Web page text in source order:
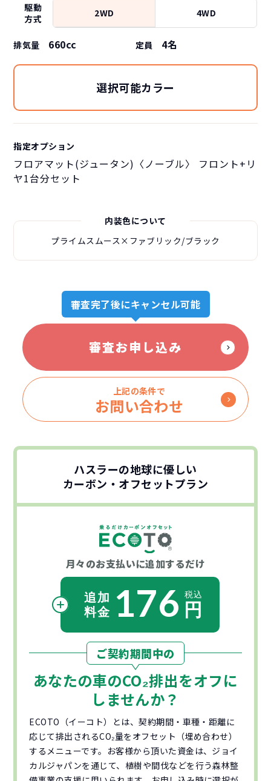
駆動
方式
2WD 4WD
排気量 660cc 定員 4名
選択可能カラー
指定オプション
フロアマット(ジュータン)〈ノーブル〉 フロント+リ
ヤ1台分セット
内装色について
プライムスムース×ファブリック/ブラック
審査完了後にキャンセル可能
審査お申し込み
上記の条件で
お問い合わせ
ハスラーの地球に優しい
カーボン・オフセットプラン
月々のお支払いに追加するだけ
176
ご契約期間中の
あなたの車のCO₂排出をオフに
しませんか？
ECOTO（イーコト）とは、契約期間・車種・距離に
応じて排出されるCO₂量をオフセット（埋め合わせ）
するメニューです。お客様から頂いた資金は、ジョイ
カルジャパンを通じて、植樹や間伐などを行う森林整